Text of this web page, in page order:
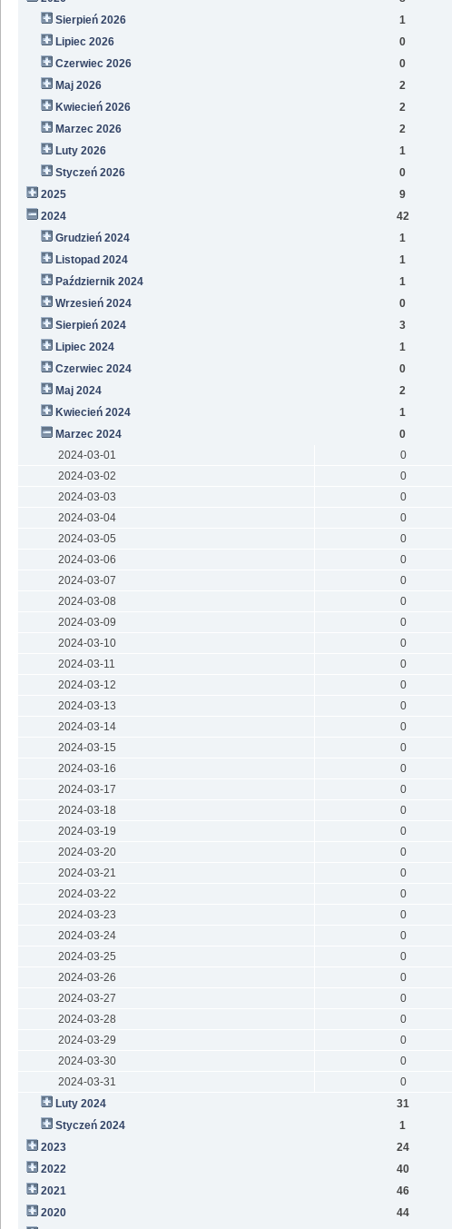
Sierpień 2026
1
Lipiec 2026
0
Czerwiec 2026
0
Maj 2026
2
Kwiecień 2026
2
Marzec 2026
2
Luty 2026
1
Styczeń 2026
0
2025
9
2024
42
Grudzień 2024
1
Listopad 2024
1
Październik 2024
1
Wrzesień 2024
0
Sierpień 2024
3
Lipiec 2024
1
Czerwiec 2024
0
Maj 2024
2
Kwiecień 2024
1
Marzec 2024
0
2024-03-01
0
2024-03-02
0
2024-03-03
0
2024-03-04
0
2024-03-05
0
2024-03-06
0
2024-03-07
0
2024-03-08
0
2024-03-09
0
2024-03-10
0
2024-03-11
0
2024-03-12
0
2024-03-13
0
2024-03-14
0
2024-03-15
0
2024-03-16
0
2024-03-17
0
2024-03-18
0
2024-03-19
0
2024-03-20
0
2024-03-21
0
2024-03-22
0
2024-03-23
0
2024-03-24
0
2024-03-25
0
2024-03-26
0
2024-03-27
0
2024-03-28
0
2024-03-29
0
2024-03-30
0
2024-03-31
0
Luty 2024
31
Styczeń 2024
1
2023
24
2022
40
2021
46
2020
44